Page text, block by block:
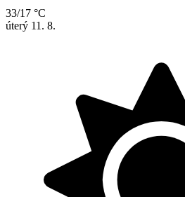
33/17 °C
úterý 11. 8.